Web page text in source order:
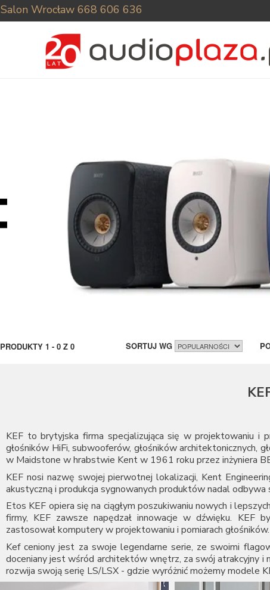
Salon Wrocław 668 606 636
PRODUKTY 1 - 0 Z 0 SORTUJ WG
KEF to brytyjska firma specjalizująca się w projektowaniu i
głośników HiFi, subwooferów, głośników architektonicznych,
w Maidstone w hrabstwie Kent w 1961 roku przez inżyniera
KEF nosi nazwę swojej pierwotnej lokalizacji, Kent
akustyczną i produkcja sygnowanych produktów nadal
Etos KEF opiera się na ciągłym poszukiwaniu nowych i
firmy, KEF zawsze napędzał innowacje w dźwięku. KEF
zastosował komputery w projektowaniu i pomiarach głośników.
Kef ceniony jest za swoje legendarne serie, ze swoimi
doceniany jest wśród architektów wnętrz, za swój atrakcyjny i
rozwija swoją serię LS/LSX - gdzie wyróżnić możemy modele